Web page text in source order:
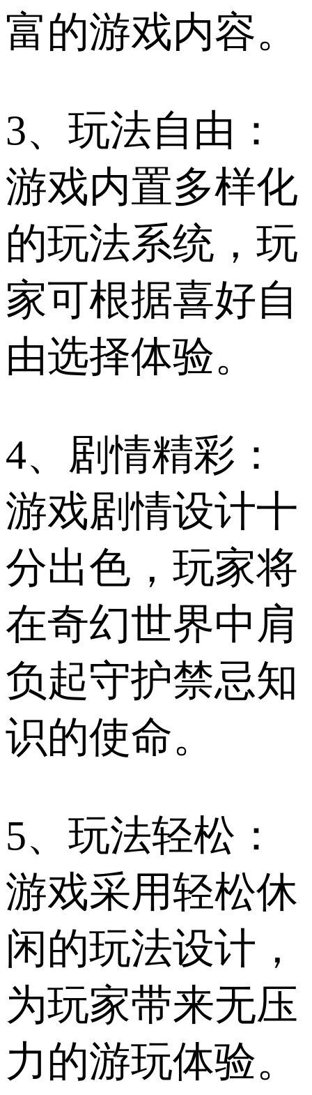
富的游戏内容。
3、玩法自由：
游戏内置多样化
的玩法系统，玩
家可根据喜好自
由选择体验。
4、剧情精彩：
游戏剧情设计十
分出色，玩家将
在奇幻世界中肩
负起守护禁忌知
识的使命。
5、玩法轻松：
游戏采用轻松休
闲的玩法设计，
为玩家带来无压
力的游玩体验。